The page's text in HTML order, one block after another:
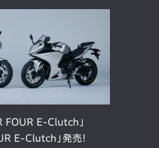
FOUR E-Clutch」
E-Clutch」発売！